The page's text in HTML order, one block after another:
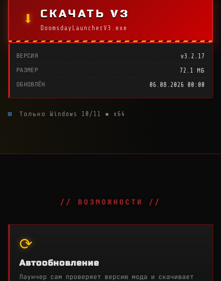
⬇ СКАЧАТЬ V3
DoomsdayLauncherV3.exe
ВЕРСИЯ
v3.2.17
РАЗМЕР
72.1 МБ
ОБНОВЛЁН
06.08.2026 00:00
⊞ Только Windows 10/11 ▪ x64
// ВОЗМОЖНОСТИ //
⟳
Автообновление
Лаунчер сам проверяет версию мода и скачивает